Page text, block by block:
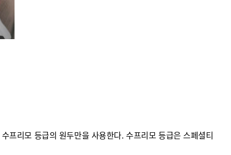
프리모 등급의 원두만을 사용한다. 수프리모 등급은 스페셜티